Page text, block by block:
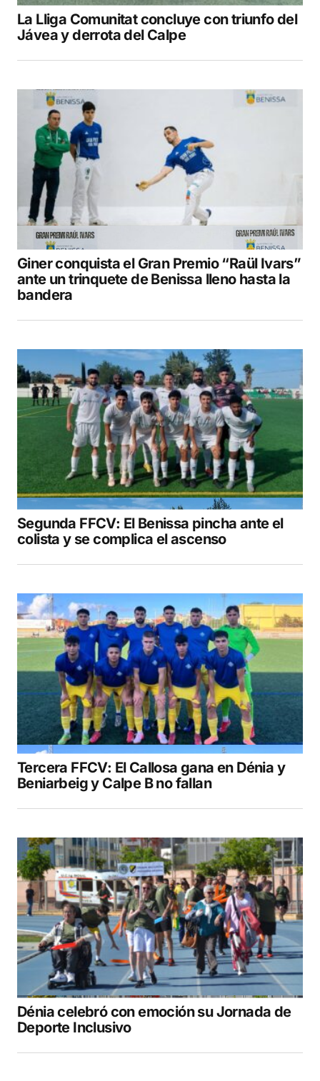
La Lliga Comunitat concluye con triunfo del
Jávea y derrota del Calpe
Giner conquista el Gran Premio “Raül Ivars”
ante un trinquete de Benissa lleno hasta la
bandera
Segunda FFCV: El Benissa pincha ante el
colista y se complica el ascenso
Tercera FFCV: El Callosa gana en Dénia y
Beniarbeig y Calpe B no fallan
Dénia celebró con emoción su Jornada de
Deporte Inclusivo